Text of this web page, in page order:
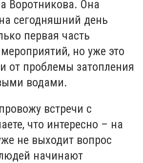
Воротникова. Она
сегодняшний день
первая часть
но уже это
от проблемы затопления
водами.
встречи с
что интересно – на
не выходит вопрос
начинают